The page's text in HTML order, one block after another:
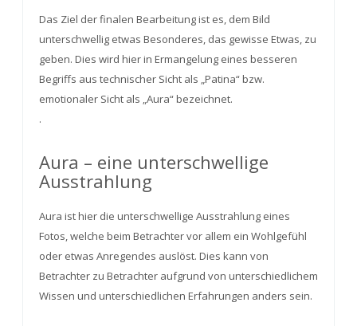
Das Ziel der finalen Bearbeitung ist es, dem Bild
unterschwellig etwas Besonderes, das gewisse Etwas, zu
geben. Dies wird hier in Ermangelung eines besseren
Begriffs aus technischer Sicht als „Patina“ bzw.
emotionaler Sicht als „Aura“ bezeichnet.
.
Aura – eine unterschwellige
Ausstrahlung
Aura ist hier die unterschwellige Ausstrahlung eines
Fotos, welche beim Betrachter vor allem ein Wohlgefühl
oder etwas Anregendes auslöst. Dies kann von
Betrachter zu Betrachter aufgrund von unterschiedlichem
Wissen und unterschiedlichen Erfahrungen anders sein.